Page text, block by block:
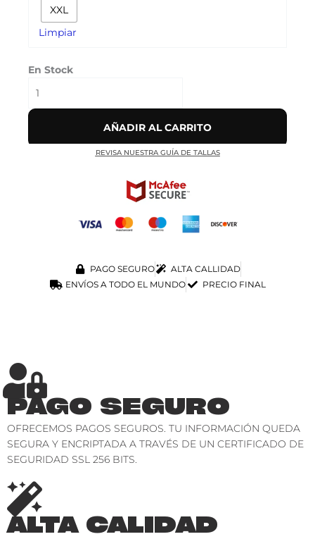
XXL
Limpiar
En Stock
AÑADIR AL CARRITO
REVISA NUESTRA GUÍA DE TALLAS
PAGO SEGURO
ALTA CALLIDAD
ENVÍOS A TODO EL MUNDO
PRECIO FINAL
PAGO SEGURO
OFRECEMOS PAGOS SEGUROS. TU INFORMACIÓN QUEDA
SEGURA Y ENCRIPTADA A TRAVÉS DE UN CERTIFICADO DE
SEGURIDAD SSL 256 BITS.
ALTA CALIDAD